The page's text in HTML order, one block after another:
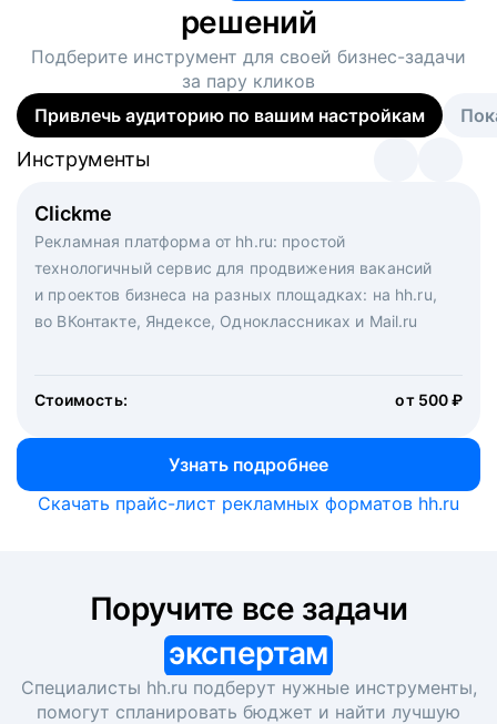
решений
Подберите инструмент для своей бизнес-задачи
за пару кликов
Привлечь аудиторию по вашим настройкам
Clickme
Рекламная платформа от hh.ru: простой
технологичный сервис для продвижения вакансий
и проектов бизнеса на разных площадках: на hh.ru,
во ВКонтакте, Яндексе, Одноклассниках и Mail.ru
Стоимость: от 500 ₽
Узнать подробнее
Инструменты
Вакансия дня
Рекламный формат для вакансий на главной странице
hh.ru. Увеличивает количество откликов
Инструменты
Массовый подбор под ключ. Решите, сколько
кандидатов и когда вам нужно, и за дело возьмутся
маркетологи, рекрутеры и проектные менеджеры
hh.ru с целым набором digital-инструментов
Инструменты
Скачать прайс-лист рекламных форматов hh.ru
экспертам
Специалисты hh.ru подберут нужные инструменты,
помогут спланировать бюджет и найти лучшую